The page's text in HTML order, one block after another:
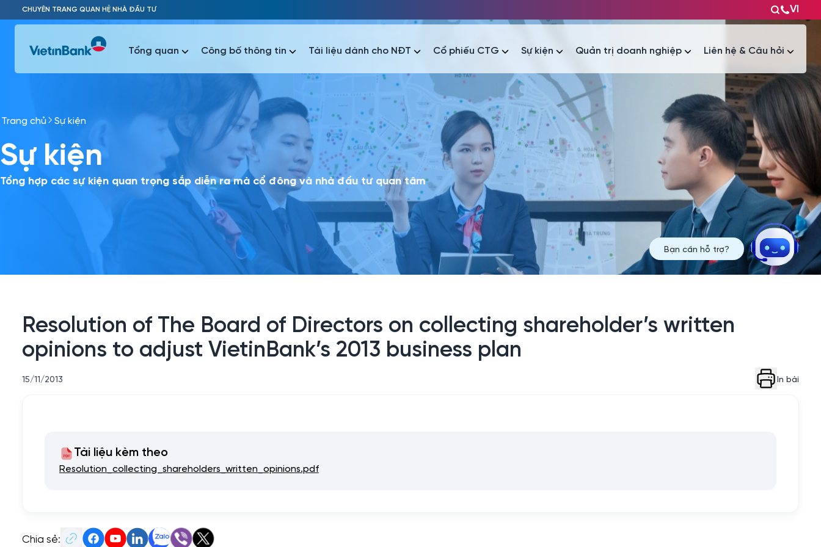
Skip to Main Content
CHUYÊN TRANG QUAN HỆ NHÀ ĐẦU TƯ VI
Phổ biến nhất
Báo cáo tài chính Thông tin giao dịch Công bố thông tin Sự kiện
Tổng quan Công bố thông tin Tài liệu dành cho NĐT Cổ phiếu CTG Sự kiện Quản trị doanh nghiệp Liên hệ & Câu hỏi
Phổ biến nhất
Thông tin giao dịch Công bố thông tin Tài liệu
Trang chủ Sự kiện
Sự kiện
Tổng hợp các sự kiện quan trọng sắp diễn ra mà cổ đông và nhà đầu tư quan tâm
Resolution of The Board of Directors on collecting shareholder’s written
opinions to adjust VietinBank’s 2013 business plan
15/11/2013 In bài
Tài liệu kèm theo
Resolution_collecting_shareholders_written_opinions.pdf
Chia sẻ:
Bạn cần hỗ trợ?